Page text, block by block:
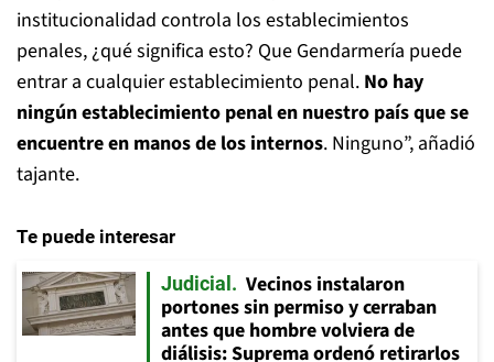
institucionalidad controla los establecimientos
penales, ¿qué significa esto? Que Gendarmería puede
entrar a cualquier establecimiento penal. No hay
ningún establecimiento penal en nuestro país que se
encuentre en manos de los internos. Ninguno”, añadió
tajante.
Te puede interesar
Judicial
Vecinos instalaron
portones sin permiso y cerraban
antes que hombre volviera de
diálisis: Suprema ordenó retirarlos